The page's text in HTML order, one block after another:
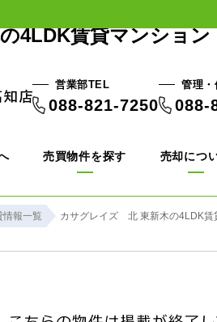
4LDK賃貸マンショ
営業部TEL
088-821-7250
管理
088-
売買物件を探す 売却につ
情報一覧 カサグレイズ 北 東新木の4LDK賃